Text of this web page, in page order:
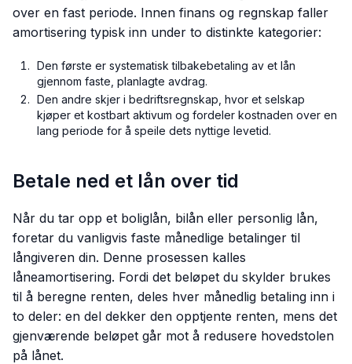
over en fast periode. Innen finans og regnskap faller
amortisering typisk inn under to distinkte kategorier:
Den første er systematisk tilbakebetaling av et lån
gjennom faste, planlagte avdrag.
Den andre skjer i bedriftsregnskap, hvor et selskap
kjøper et kostbart aktivum og fordeler kostnaden over en
lang periode for å speile dets nyttige levetid.
Betale ned et lån over tid
Når du tar opp et boliglån, bilån eller personlig lån,
foretar du vanligvis faste månedlige betalinger til
långiveren din. Denne prosessen kalles
låneamortisering. Fordi det beløpet du skylder brukes
til å beregne renten, deles hver månedlig betaling inn i
to deler: en del dekker den opptjente renten, mens det
gjenværende beløpet går mot å redusere hovedstolen
på lånet.